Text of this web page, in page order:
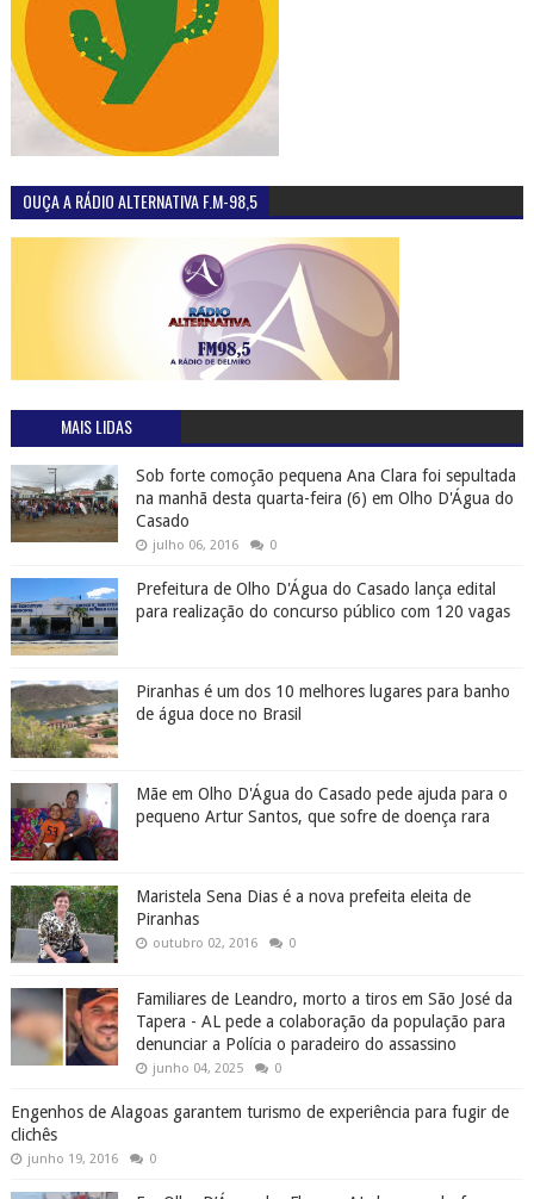
OUÇA A RÁDIO ALTERNATIVA F.M-98,5
MAIS LIDAS
Sob forte comoção pequena Ana Clara foi sepultada
na manhã desta quarta-feira (6) em Olho D'Água do
Casado
julho 06, 2016 0
Prefeitura de Olho D'Água do Casado lança edital
para realização do concurso público com 120 vagas
Piranhas é um dos 10 melhores lugares para banho
de água doce no Brasil
Mãe em Olho D'Água do Casado pede ajuda para o
pequeno Artur Santos, que sofre de doença rara
Maristela Sena Dias é a nova prefeita eleita de
Piranhas
outubro 02, 2016 0
Familiares de Leandro, morto a tiros em São José da
Tapera - AL pede a colaboração da população para
denunciar a Polícia o paradeiro do assassino
junho 04, 2025 0
Engenhos de Alagoas garantem turismo de experiência para fugir de
clichês
junho 19, 2016 0